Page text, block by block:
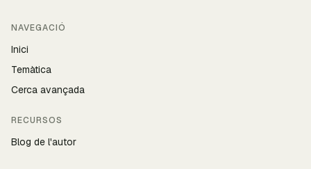
NAVEGACIÓ
Inici
Temàtica
Cerca avançada
RECURSOS
Blog de l'autor